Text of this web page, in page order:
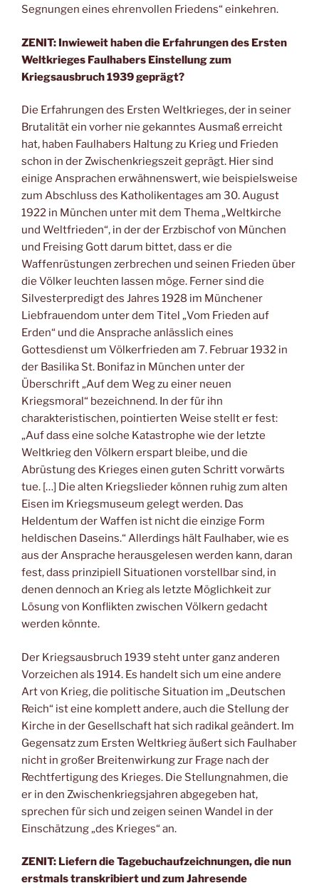
Segnungen eines ehrenvollen Friedens“ einkehren.
ZENIT: Inwieweit haben die Erfahrungen des Ersten
Weltkrieges Faulhabers Einstellung zum
Kriegsausbruch 1939 geprägt?
Die Erfahrungen des Ersten Weltkrieges, der in seiner
Brutalität ein vorher nie gekanntes Ausmaß erreicht
hat, haben Faulhabers Haltung zu Krieg und Frieden
schon in der Zwischenkriegszeit geprägt. Hier sind
einige Ansprachen erwähnenswert, wie beispielsweise
zum Abschluss des Katholikentages am 30. August
1922 in München unter mit dem Thema „Weltkirche
und Weltfrieden“, in der der Erzbischof von München
und Freising Gott darum bittet, dass er die
Waffenrüstungen zerbrechen und seinen Frieden über
die Völker leuchten lassen möge. Ferner sind die
Silvesterpredigt des Jahres 1928 im Münchener
Liebfrauendom unter dem Titel „Vom Frieden auf
Erden“ und die Ansprache anlässlich eines
Gottesdienst um Völkerfrieden am 7. Februar 1932 in
der Basilika St. Bonifaz in München unter der
Überschrift „Auf dem Weg zu einer neuen
Kriegsmoral“ bezeichnend. In der für ihn
charakteristischen, pointierten Weise stellt er fest:
„Auf dass eine solche Katastrophe wie der letzte
Weltkrieg den Völkern erspart bleibe, und die
Abrüstung des Krieges einen guten Schritt vorwärts
tue. […] Die alten Kriegslieder können ruhig zum alten
Eisen im Kriegsmuseum gelegt werden. Das
Heldentum der Waffen ist nicht die einzige Form
heldischen Daseins.“ Allerdings hält Faulhaber, wie es
aus der Ansprache herausgelesen werden kann, daran
fest, dass prinzipiell Situationen vorstellbar sind, in
denen dennoch an Krieg als letzte Möglichkeit zur
Lösung von Konflikten zwischen Völkern gedacht
werden könnte.
Der Kriegsausbruch 1939 steht unter ganz anderen
Vorzeichen als 1914. Es handelt sich um eine andere
Art von Krieg, die politische Situation im „Deutschen
Reich“ ist eine komplett andere, auch die Stellung der
Kirche in der Gesellschaft hat sich radikal geändert. Im
Gegensatz zum Ersten Weltkrieg äußert sich Faulhaber
nicht in großer Breitenwirkung zur Frage nach der
Rechtfertigung des Krieges. Die Stellungnahmen, die
er in den Zwischenkriegsjahren abgegeben hat,
sprechen für sich und zeigen seinen Wandel in der
Einschätzung „des Krieges“ an.
ZENIT: Liefern die Tagebuchaufzeichnungen, die nun
erstmals transkribiert und zum Jahresende